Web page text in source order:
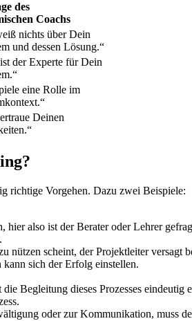
des
Coachs
nichts über Dein
und dessen Lösung.“
der Experte für Dein
eine Rolle im
Deinen
richtige Vorgehen. Dazu zwei Beispiele:
also ist der Berater oder Lehrer
nützen scheint, der Projektleiter
kann sich der Erfolg einstellen.
Begleitung dieses Prozesses
oder zur Kommunikation, muss